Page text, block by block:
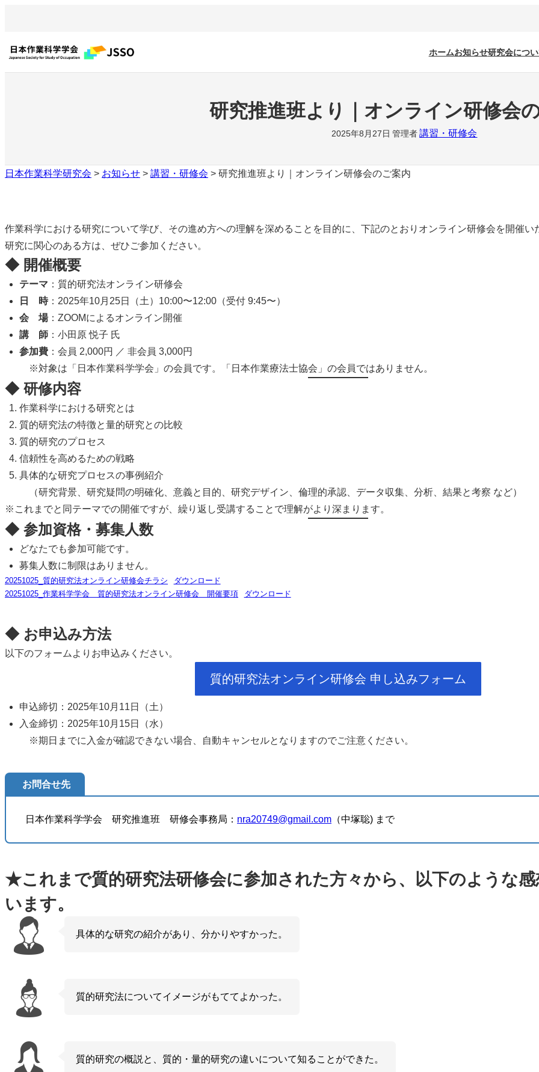
を
ス
ホームお知らせ研究会につ
研究推進班より｜オンライン研修会
2025年8月27日 管理者 講習・研修会
日本作業科学研究会 > お知らせ > 講習・研修会 > 研究推進班より｜オンライン研修会のご案内
作業科学における研究について学び、その進め方への理解を深めることを目的に、下記のとおりオンライン研修会を開催い
研究に関心のある方は、ぜひご参加ください。
◆ 開催概要
テーマ ：質的研究法オンライン研修会
日 時：2025年10月25日（土）10:00〜12:00（受付 9:45〜）
会 場：ZOOMによるオンライン開催
講 師 ：小田原 悦子 氏
参加費 ：会員 2,000円 ／ 非会員 3,000円
※対象は「日本作業科学学会」の会員です。「日本作業療法士協会」の会員ではありません。
◆ 研修内容
作業科学における研究とは
質的研究法の特徴と量的研究との比較
質的研究のプロセス
信頼性を高めるための戦略
具体的な研究プロセスの事例紹介
（研究背景、研究疑問の明確化、意義と目的、研究デザイン、倫理的承認、データ収集、分析、結果と考察 など）
※これまでと同テーマでの開催ですが、繰り返し受講することで理解がより深まります。
◆ 参加資格・募集人数
どなたでも参加可能です。
募集人数に制限はありません。
20251025_質的研究法オンライン研修会チラシ
ダウンロード
20251025_作業科学学会 質的研究法オンライン研修会 開催要項
ダウンロード
◆ お申込み方法
以下のフォームよりお申込みください。
質的研究法オンライン研修会 申し込みフォーム
申込締切：2025年10月11日（土）
入金締切：2025年10月15日（水）
※期日までに入金が確認できない場合、自動キャンセルとなりますのでご注意ください。
お問合せ先
日本作業科学学会 研究推進班 研修会事務局： nra20749@gmail.com （中塚聡) まで
★これまで質的研究法研修会に参加された方々から、以下のような
います。
具体的な研究の紹介があり、分かりやすかった。
質的研究法についてイメージがもててよかった。
質的研究の概説と、質的・量的研究の違いについて知ることができた。